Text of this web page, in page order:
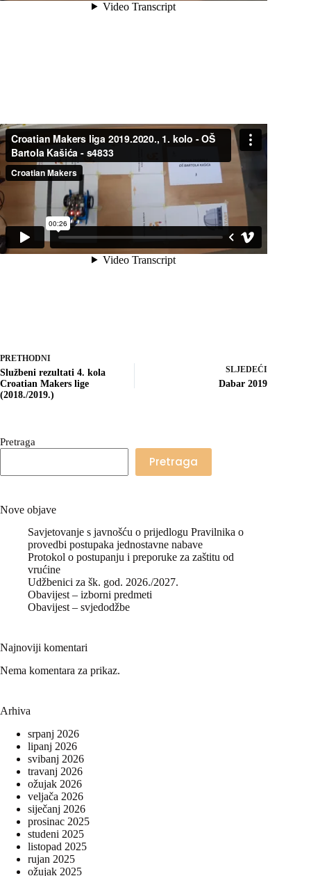
PRETHODNI
Službeni rezultati 4. kola
Croatian Makers lige
(2018./2019.)
SLJEDEĆI
Dabar 2019
Pretraga
Pretraga
Nove objave
Savjetovanje s javnošću o prijedlogu Pravilnika o
provedbi postupaka jednostavne nabave
Protokol o postupanju i preporuke za zaštitu od
vrućine
Udžbenici za šk. god. 2026./2027.
Obavijest – izborni predmeti
Obavijest – svjedodžbe
Najnoviji komentari
Nema komentara za prikaz.
Arhiva
srpanj 2026
lipanj 2026
svibanj 2026
travanj 2026
ožujak 2026
veljača 2026
siječanj 2026
prosinac 2025
studeni 2025
listopad 2025
rujan 2025
ožujak 2025